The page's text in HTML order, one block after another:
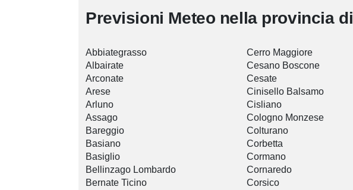
Previsioni Meteo nella provincia di
Abbiategrasso
Albairate
Arconate
Arese
Arluno
Assago
Bareggio
Basiano
Basiglio
Bellinzago Lombardo
Bernate Ticino
Cerro Maggiore
Cesano Boscone
Cesate
Cinisello Balsamo
Cisliano
Cologno Monzese
Colturano
Corbetta
Cormano
Cornaredo
Corsico